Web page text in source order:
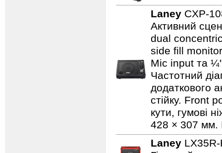
Laney CXP-
Активний
dual
side fill
Mic input та
Частотний
додаткового
стійку. Front
кути, гумові
428 × 307 мм.
Laney